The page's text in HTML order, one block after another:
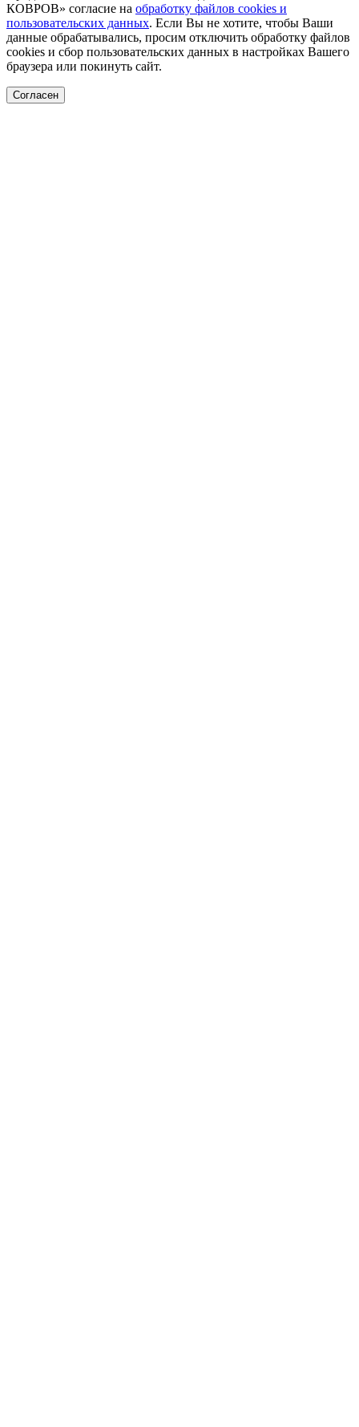
КОВРОВ» согласие на обработку файлов cookies и
пользовательских данных. Если Вы не хотите, чтобы Ваши
данные обрабатывались, просим отключить обработку файлов
cookies и сбор пользовательских данных в настройках Вашего
браузера или покинуть сайт.
Согласен